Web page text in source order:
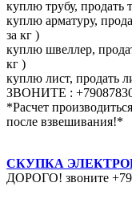
куплю трубу, продать
куплю арматуру,
за кг )
куплю швеллер,
кг )
куплю лист, продать
ЗВОНИТЕ :
*Расчет
после взвешивания!*
СКУПКА
ДОРОГО! звоните